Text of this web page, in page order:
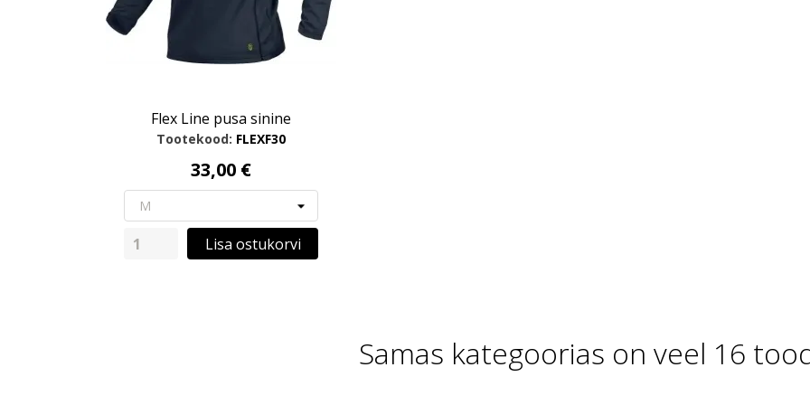
Flex Line pusa sinine
Tootekood: FLEXF30
33,00 €
Lisa ostukorvi
Samas kategoorias on veel 16